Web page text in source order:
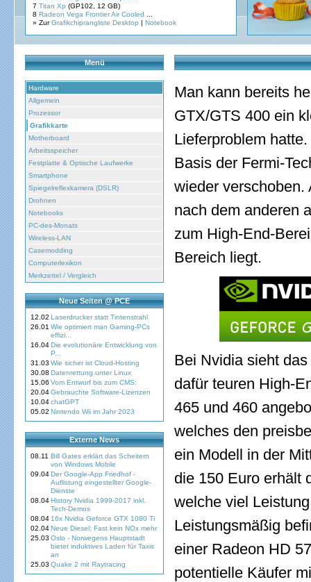
7 Titan Xp (GP102, 12 GB)
8 Radeon Vega Frontier Air Cooled
» ZurGrafikchiprangliste Desktop | Notebook
Menü
Hardware
Allgemein
Prozessor
Grafikkarte
Motherboard
Arbeitsspeicher
Festplatte & Optische Laufwerke
Smartphone
Spiegelreflexkamera (DSLR)
Drohnen
Notebooks
PC-des-Monats
Wireless-LAN
Casemodding
Computerlexikon
Merkzettel / Vergleich
Neue Seiten @ PCE
12.02 Laserdrucker statt Tintenstrahl
26.01 Wie optimiert man Gaming-PCs
effizi...
16.04Die evolutionäre Entwicklung von
P...
31.03 Wie sicher ist Cloud-Hosting
30.08 Datenrettung unter Linux
15.06 Vom Entwurf bis zum CMS:
20.04Gebrauchte Software-Lizenzen
10.04chatGPT
05.02 Nintendo Wii im Jahr 2023
Externe News
08.11 Bill Gates erklärt das Scheitern
von Windows Mobile
09.04Der Google-App Friedhof -
Auflistung eingestellter Google-
Dienste
08.04History Nvidia 1999-2017 inkl.
Tech-Demos
08.04 16x Nvidia Geforce GTX 1080 Ti
02.04Neue Diesel: Fast kein NOx mehr
25.03 Oslo - Norwegens Hauptstadt
bietet induktives Laden für Taxis
an
25.03 Quake 2 mit Raytracing
Man kann bereits
GTX/GTS 400 ein
Lieferproblem
Basis der Fermi-
wieder verschoben.
nach dem anderen
zum High-End-
Bereich liegt.
Bei Nvidia sieht
dafür teuren High-
465 und 460
welches den
ein Modell in der
die 150 Euro erhält
welche viel
Leistungsmäßig
einer Radeon HD
potentielle Käufer